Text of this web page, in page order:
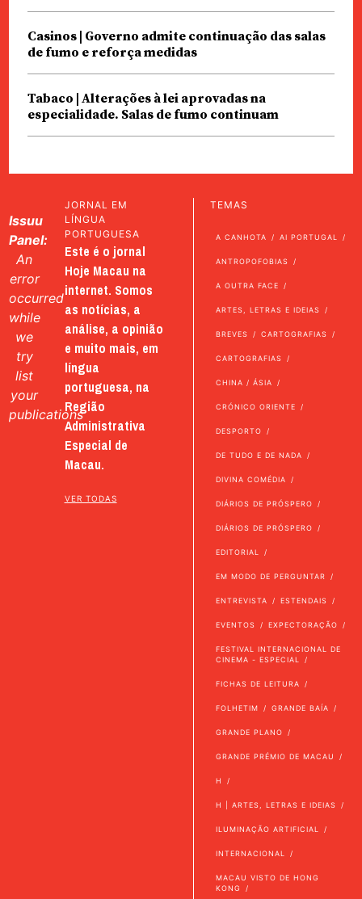
Casinos | Governo admite continuação das salas
de fumo e reforça medidas
Tabaco | Alterações à lei aprovadas na
especialidade. Salas de fumo continuam
Issuu
Panel:
An
error
occurred
while
we
try
list
your
publications
JORNAL EM
LÍNGUA
PORTUGUESA
Este é o jornal
Hoje Macau na
internet. Somos
as notícias, a
análise, a opinião
e muito mais, em
língua
portuguesa, na
Região
Administrativa
Especial de
Macau.
VER TODAS
TEMAS
A CANHOTA AI PORTUGAL
ANTROPOFOBIAS
A OUTRA FACE
ARTES, LETRAS E IDEIAS
BREVES CARTOGRAFIAS
CARTOGRAFIAS
CHINA / ÁSIA
CRÓNICO ORIENTE
DESPORTO
DE TUDO E DE NADA
DIVINA COMÉDIA
DIÁRIOS DE PRÓSPERO
DIÁRIOS DE PRÓSPERO
EDITORIAL
EM MODO DE PERGUNTAR
ENTREVISTA ESTENDAIS
EVENTOS EXPECTORAÇÃO
FESTIVAL INTERNACIONAL DE
CINEMA - ESPECIAL
FICHAS DE LEITURA
FOLHETIM GRANDE BAÍA
GRANDE PLANO
GRANDE PRÉMIO DE MACAU
H
H | ARTES, LETRAS E IDEIAS
ILUMINAÇÃO ARTIFICIAL
INTERNACIONAL
MACAU VISTO DE HONG
KONG